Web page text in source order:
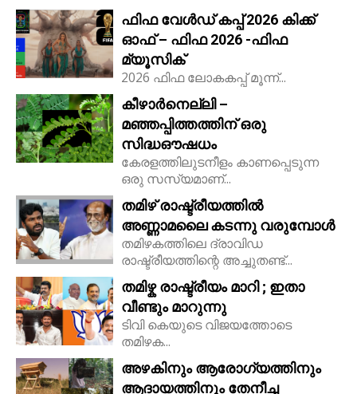
ഫിഫ വേൾഡ് കപ്പ് 2026 കിക്ക്‌
ഓഫ് – ഫിഫ 2026 -ഫിഫ
മ്യൂസിക്
2026 ഫിഫ ലോകകപ്പ് മൂന്ന്...
കീഴാർനെല്ലി –
മഞ്ഞപ്പിത്തത്തിന് ഒരു
സിദ്ധഔഷധം
കേരളത്തിലുടനീളം കാണപ്പെടുന്ന
ഒരു സസ്യമാണ്...
തമിഴ് രാഷ്ട്രീയത്തിൽ
അണ്ണാമലൈ കടന്നു വരുമ്പോൾ
തമിഴകത്തിലെ ദ്രാവിഡ
രാഷ്ട്രീയത്തിന്റെ അച്ചുതണ്ട്...
തമിഴ്ക രാഷ്ട്രീയം മാറി ; ഇതാ
വീണ്ടും മാറുന്നു
ടിവി കെയുടെ വിജയത്തോടെ
തമിഴക...
അഴകിനും ആരോഗ്യത്തിനും
ആദായത്തിനും തേനീച്ച